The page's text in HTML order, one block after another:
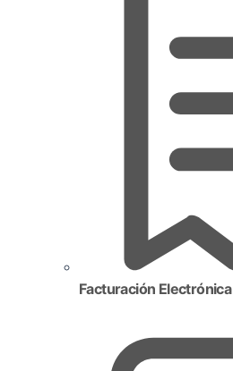
Facturación Electrónica